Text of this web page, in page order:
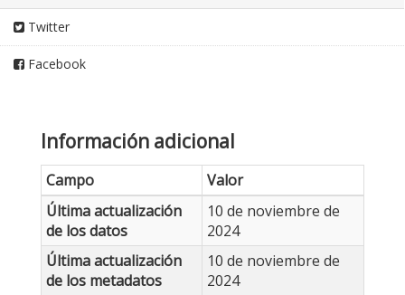
Twitter
Facebook
Información adicional
Campo
Valor
Última actualización
de los datos
10 de noviembre de
2024
Última actualización
de los metadatos
10 de noviembre de
2024